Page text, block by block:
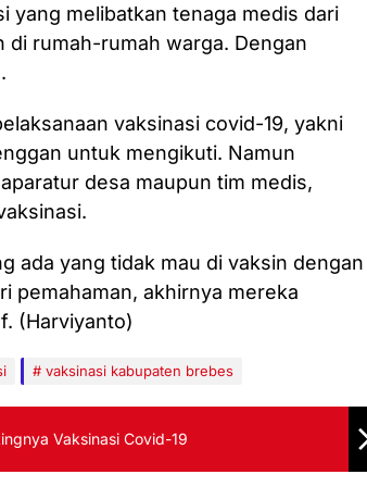
yang melibatkan tenaga medis dari
di rumah-rumah warga. Dengan
vaksinasi covid-19, yakni
untuk mengikuti. Namun
desa maupun tim medis,
ada yang tidak mau di vaksin dengan
pemahaman, akhirnya mereka
(Harviyanto)
vaksinasi kabupaten brebes
Vaksinasi Covid-19